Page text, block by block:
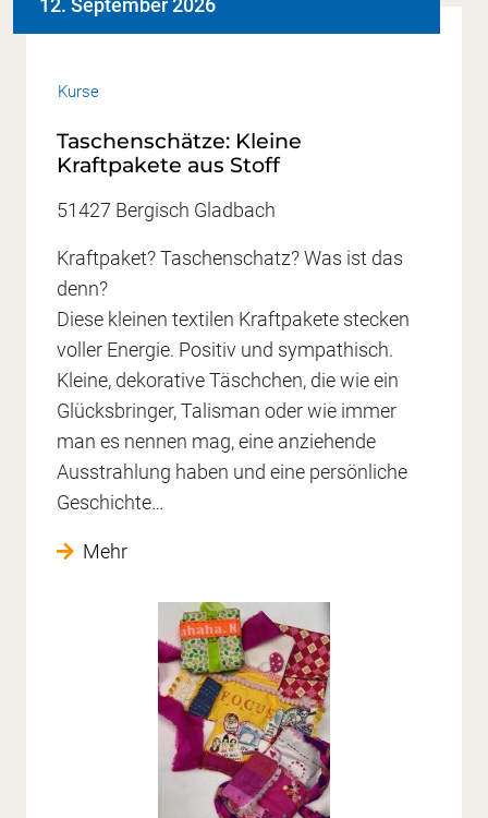
Kurse
Taschenschätze: Kleine
Kraftpakete aus Stoff
51427 Bergisch Gladbach
Kraftpaket? Taschenschatz? Was ist das
denn?
Diese kleinen textilen Kraftpakete stecken
voller Energie. Positiv und sympathisch.
Kleine, dekorative Täschchen, die wie ein
Glücksbringer, Talisman oder wie immer
man es nennen mag, eine anziehende
Ausstrahlung haben und eine persönliche
Geschichte…
Mehr